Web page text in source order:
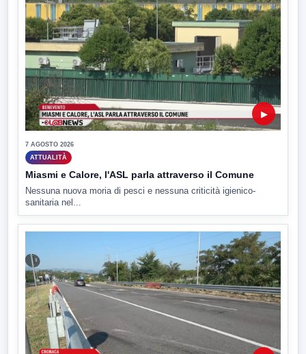
▶
7 AGOSTO 2026
ATTUALITÀ
Miasmi e Calore, l'ASL parla attraverso il Comune
Nessuna nuova moria di pesci e nessuna criticità igienico-
sanitaria nel...